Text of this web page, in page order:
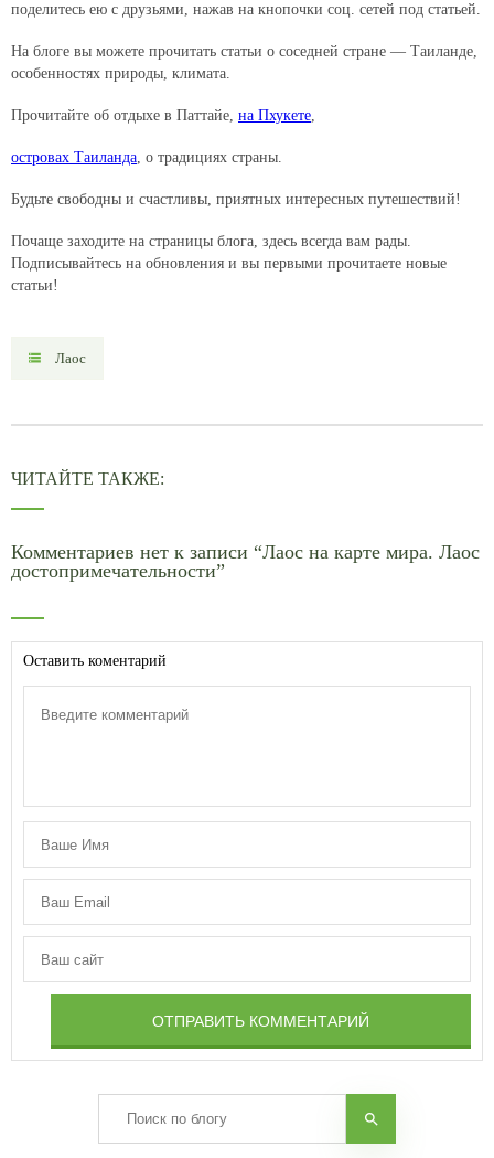
поделитесь ею с друзьями, нажав на кнопочки соц. сетей под статьей.
На блоге вы можете прочитать статьи о соседней стране — Таиланде,
особенностях природы, климата.
Прочитайте об отдыхе в Паттайе, на Пхукете,
островах Таиланда, о традициях страны.
Будьте свободны и счастливы, приятных интересных путешествий!
Почаще заходите на страницы блога, здесь всегда вам рады.
Подписывайтесь на обновления и вы первыми прочитаете новые
статьи!
Лаос
ЧИТАЙТЕ ТАКЖЕ:
Комментариев нет к записи “Лаос на карте мира. Лаос
достопримечательности”
Оставить коментарий
ОТПРАВИТЬ КОММЕНТАРИЙ